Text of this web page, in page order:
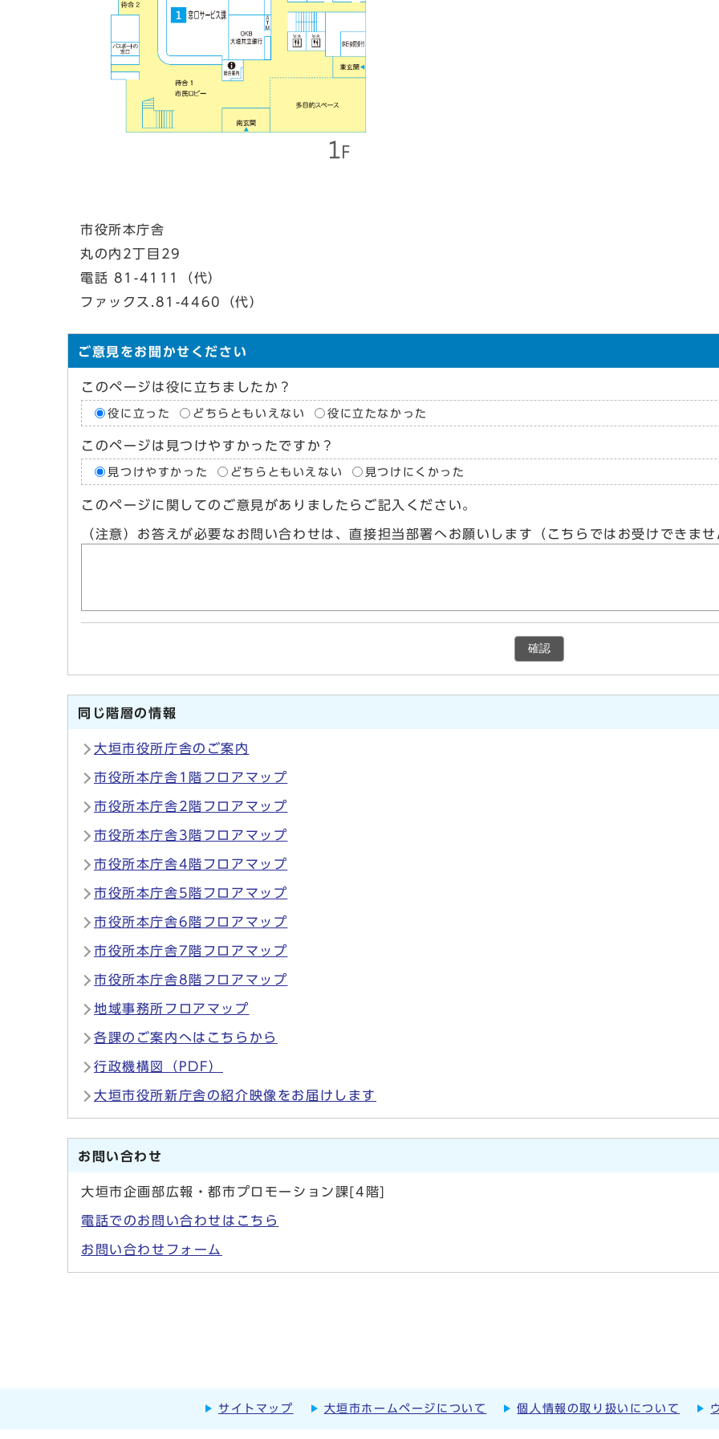
市役所本庁舎
丸の内2丁目29
電話 81-4111（代）
ファックス.81-4460（代）
ご意見をお聞かせください
このページは役に立ちましたか？
役に立った どちらともいえない 役に立たなかった
このページは見つけやすかったですか？
見つけやすかった どちらともいえない 見つけにくかった
このページに関してのご意見がありましたらご記入ください。
（注意）お答えが必要なお問い合わせは、直接担当部署へお願いします（こちらではお受けできま
確認
同じ階層の情報
大垣市役所庁舎のご案内
市役所本庁舎1階フロアマップ
市役所本庁舎2階フロアマップ
市役所本庁舎3階フロアマップ
市役所本庁舎4階フロアマップ
市役所本庁舎5階フロアマップ
市役所本庁舎6階フロアマップ
市役所本庁舎7階フロアマップ
市役所本庁舎8階フロアマップ
地域事務所フロアマップ
各課のご案内へはこちらから
行政機構図（PDF）
大垣市役所新庁舎の紹介映像をお届けします
お問い合わせ
大垣市企画部広報・都市プロモーション課[4階]
電話でのお問い合わせはこちら
お問い合わせフォーム
サイトマップ 大垣市ホームページについて 個人情報の取り扱いについて